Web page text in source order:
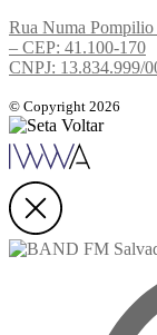
Rua Numa Pompilio
– CEP: 41.100-170
CNPJ: 13.834.999/
© Copyright 2026